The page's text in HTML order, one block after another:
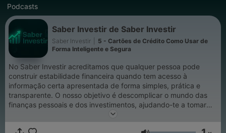
Podcasts
Saber Investir de Saber Investir
Saber Investir
5 - Cartões de Crédito Como Usar de
Forma Inteligente e Segura
No Saber Investir acreditamos que qualquer pessoa pode
construir estabilidade financeira quando tem acesso à
informação certa apresentada de forma simples, prática e
transparente. O nosso objetivo é descomplicar o mundo das
finanças pessoais e dos investimentos, ajudando-te a tomar
decisões mais seguras e conscientes. Criámos este projeto